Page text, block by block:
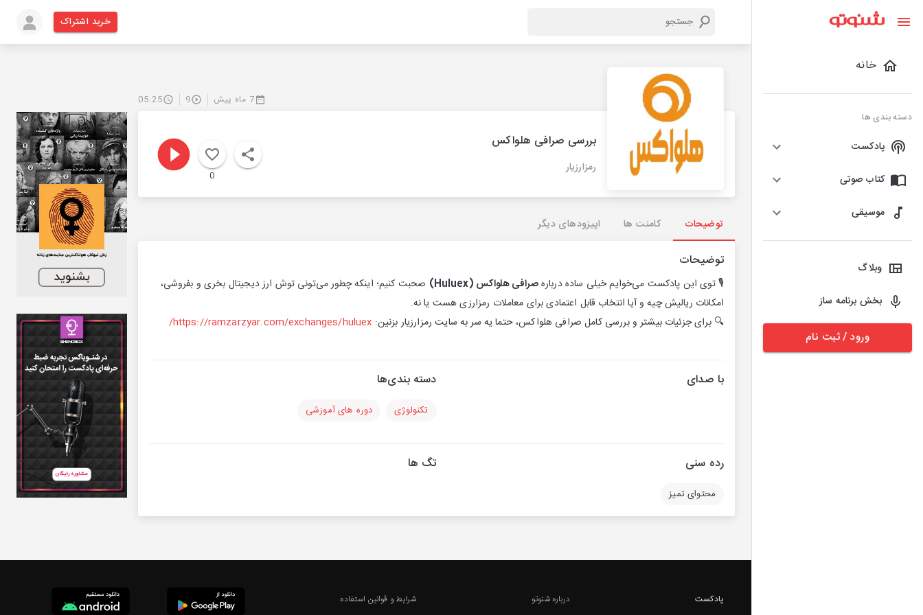
خانه
دسته بندی ها
پادکست
کتاب صوتی
موسیقی
وبلاگ
بخش برنامه ساز
ورود / ثبت نام
خرید اشتراک
7 ماه پیش 9
05:25
بررسی صرافی هلواکس
رمزارزیار
0
توضیحات کامنت ها اپیزودهای دیگر
توضیحات
🎙️ توی این پادکست می‌خوایم خیلی ساده دربارهصرافی هلواکس (Huluex)
صحبت کنیم؛ اینکه چطور می‌تونی توش ارز دیجیتال بخری و بفروشی،
امکانات ریالیش چیه و آیا انتخاب قابل اعتمادی برای معاملات رمزارزی هست یا نه.
🔍 برای جزئیات بیشتر و بررسی کامل صرافی هلواکس، حتما یه سر به سایت رمزارزیار بزنین: https://ramzarzyar.com/exchanges/huluex/
با صدای دسته بندی‌ها
تکنولوژی دوره های آموزشی
رده سنی
محتوای تمیز
تگ ها
پادکست درباره شنوتو شرایط و قوانین استفاده